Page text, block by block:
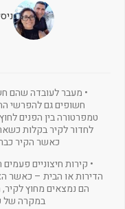
• מעבר לעובדה שהם
חשופים גם להפרשי
טמפרטורה בין הפנים
לחדור לקיר בקלות
כאשר הקיר
• קירות חיצוניים
הדירות או הבית – כאשר
הם נמצאים מחוץ
במקרה של